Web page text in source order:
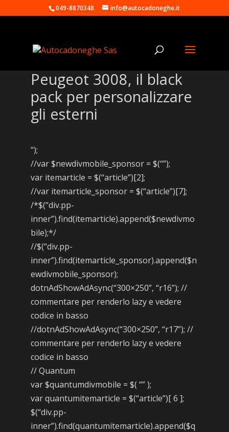
049-8870348 info@autocadoneghe.it
Peugeot 3008, il black
pack per personalizzare
gli esterni
“);
//var $newdivmobile_sponsor = $(“”);
var itemarticle = $(“article”)[2];
//var itemarticle_sponsor = $(“article”)[7];
/*$(“div.pp-
inner”).find(itemarticle).append($newdivmo
bile);*/
//$(“div.pp-
inner”).find(itemarticle_sponsor).append($n
ewdivmobile_sponsor);
dotnAdShowAdAsync(“300×250”, “r16”); //
commentare per renderlo lazy e vedere
codice in basso
//dotnAdShowAdAsync(“300×250”, “r17”); //
commentare per renderlo lazy e vedere
codice in basso
// Quantum
var $quantumdivmobile = $( “” );
var quantumitemarticle = $(“article”)[ 6 ];
$(“div.pp-
inner”).find(quantumitemarticle).append($q